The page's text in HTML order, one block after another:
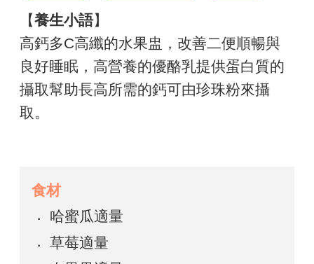
【養生小語】
高鈣多C高纖的水果盅，改善二便順暢與
良好睡眠，高營養的優酪乳提供蛋白質的
攝取幫助長高所需的鈣可由珍珠粉來攝
取。
食材
哈蜜瓜適量
草莓適量